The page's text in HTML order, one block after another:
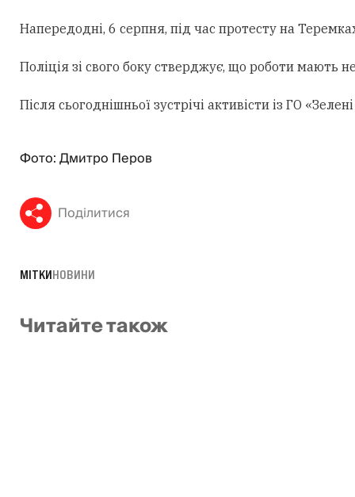
Напередодні, 6 серпня, під час протесту на
Поліція зі свого боку стверджує, що роботи мають
Після сьогоднішньої зустрічі активісти із ГО
Фото: Дмитро Перов
Поділитися
МІТКИНОВИНИ
Читайте також